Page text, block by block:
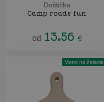
Doštička
Camp roads fun
od 13.56 €
Meno na želanie